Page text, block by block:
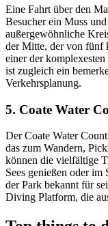
Eine Fahrt über den
Besucher ein Muss
außergewöhnliche
der Mitte, der von fünf
einer der
ist zugleich ein
Verkehrsplanung.
5. Coate Water
Der Coate Water
das zum Wandern,
können die vielfältige
Sees genießen oder
der Park bekannt für
Diving Platform, die